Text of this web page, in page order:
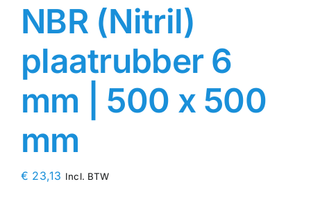
Winkelmand
NBR (Nitril)
plaatrubber 6
mm | 500 x 500
mm
€ 23,13 Incl. BTW